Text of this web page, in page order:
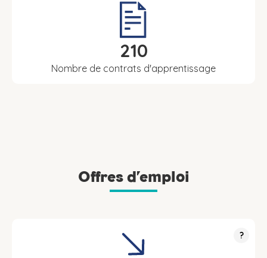
210
Nombre de contrats d'apprentissage
Offres d’emploi
?